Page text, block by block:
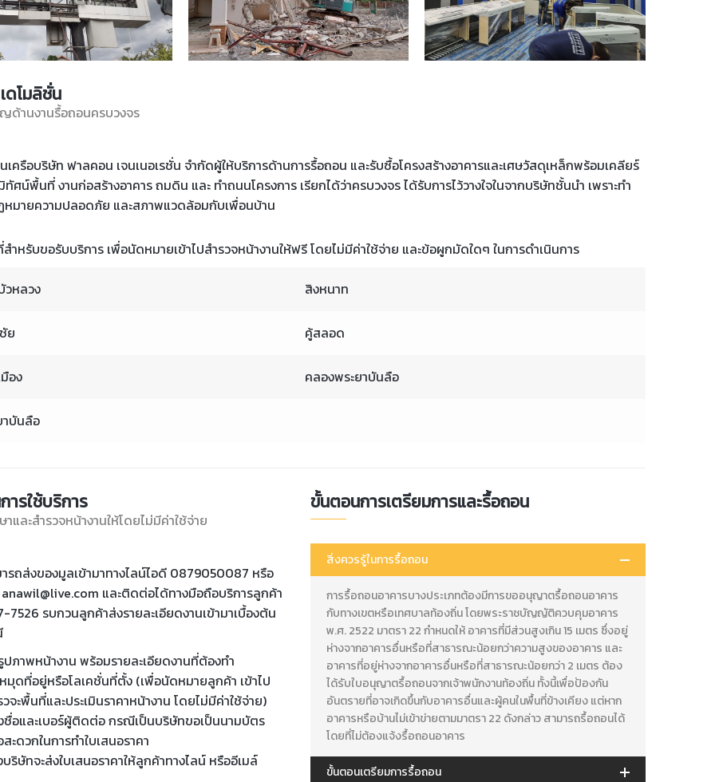
ดโมลิชั่น
ด้านงานรื้อถอนครบวงจร
เครือบริษัท ฟาลคอน เจนเนอเรชั่น จำกัดผู้ให้บริการด้านการรื้อถอน และรับซื้อโครงสร้างอาคารและเศษวัสดุเหล็กพร้อมเคลียร์
ศน์พื้นที่ งานก่อสร้างอาคาร ถมดิน และ ทำถนนโครงการ เรียกได้ว่าครบวงจร ได้รับการไว้วางใจในจากบริษัทชั้นนำ เพราะทำ
มายความปลอดภัย และสภาพแวดล้อมกับเพื่อนบ้าน
ำหรับขอรับบริการ เพื่อนัดหมายเข้าไปสำรวจหน้างานให้ฟรี โดยไม่มีค่าใช้จ่าย และข้อผูกมัดใดๆ ในการดำเนินการ
วหลวง สิงหนาท
ย คู้สลอด
อง คลองพระยาบันลือ
าบันลือ
ารใช้บริการ
าและสำรวจหน้างานให้โดยไม่มีค่าใช้จ่าย
รถส่งของมูลเข้ามาทางไลน์ไอดี 0879050087 หรือ
anawil@live.com และติดต่อได้ทางมือถือบริการลูกค้า
รบกวนลูกค้าส่งรายละเอียดงานเข้ามาเบื้องต้น
ปภาพหน้างาน พร้อมรายละเอียดงานที่ต้องทำ
มุดที่อยู่หรือโลเคชั่นที่ตั้ง (เพื่อนัดหมายลูกค้า เข้าไป
วจะพื้นที่และประเมินราคาหน้างาน โดยไม่มีค่าใช้จ่าย)
ชื่อและเบอร์ผู้ติดต่อ กรณีเป็นบริษัทขอเป็นนามบัตร
สะดวกในการทำใบเสนอราคา
บริษัทจะส่งใบเสนอราคาให้ลูกค้าทางไลน์ หรืออีเมล์
ขั้นตอนการเตรียมการและรื้อถอน
สิ่งควรรู้ในการรื้อถอน
การรื้อถอนอาคารบางประเภทต้องมีการขออนุญาตรื้อถอนอาคาร
กับทางเขตหรือเทศบาลท้องถิ่น โดยพระราชบัญญัติควบคุมอาคาร
พ.ศ. 2522 มาตรา 22 กำหนดให้ อาคารที่มีส่วนสูงเกิน 15 เมตร ซึ่งอยู่
ห่างจากอาคารอื่นหรือที่สาธารณะน้อยกว่าความสูงของอาคาร และ
อาคารที่อยู่ห่างจากอาคารอื่นหรือที่สาธารณะน้อยกว่า 2 เมตร ต้อง
ได้รับใบอนุญาตรื้อถอนจากเจ้าพนักงานท้องถิ่น ทั้งนี้เพื่อป้องกัน
อันตรายที่อาจเกิดขึ้นกับอาคารอื่นและผู้คนในพื้นที่ข้างเคียง แต่หาก
อาคารหรือบ้านไม่เข้าข่ายตามมาตรา 22 ดังกล่าว สามารถรื้อถอนได้
โดยที่ไม่ต้องแจ้งรื้อถอนอาคาร
ขั้นตอนเตรียมการรื้อถอน